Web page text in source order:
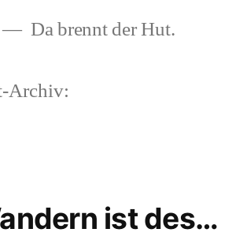
Da brennt der Hut.
Archiv:
ist des…